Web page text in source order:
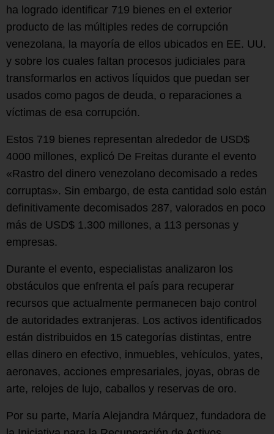
ha logrado identificar 719 bienes en el exterior
producto de las múltiples redes de corrupción
venezolana, la mayoría de ellos ubicados en EE. UU.
y sobre los cuales faltan procesos judiciales para
transformarlos en activos líquidos que puedan ser
usados como pagos de deuda, o reparaciones a
víctimas de esa corrupción.
Estos 719 bienes representan alrededor de USD$
4000 millones, explicó De Freitas durante el evento
«Rastro del dinero venezolano decomisado a redes
corruptas». Sin embargo, de esta cantidad solo están
definitivamente decomisados 287, valorados en poco
más de USD$ 1.300 millones, a 113 personas y
empresas.
Durante el evento, especialistas analizaron los
obstáculos que enfrenta el país para recuperar
recursos que actualmente permanecen bajo control
de autoridades extranjeras. Los activos identificados
están distribuidos en 15 categorías distintas, entre
ellas dinero en efectivo, inmuebles, vehículos, yates,
aeronaves, acciones empresariales, joyas, obras de
arte, relojes de lujo, caballos y reservas de oro.
Por su parte, María Alejandra Márquez, fundadora de